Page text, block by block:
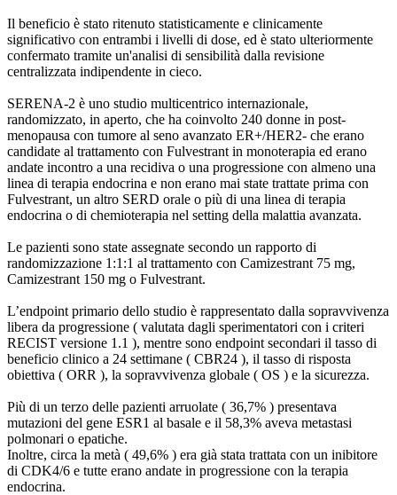
Il beneficio è stato ritenuto statisticamente e clinicamente
significativo con entrambi i livelli di dose, ed è stato ulteriormente
confermato tramite un'analisi di sensibilità dalla revisione
centralizzata indipendente in cieco.
SERENA-2 è uno studio multicentrico internazionale,
randomizzato, in aperto, che ha coinvolto 240 donne in post-
menopausa con tumore al seno avanzato ER+/HER2- che erano
candidate al trattamento con Fulvestrant in monoterapia ed erano
andate incontro a una recidiva o una progressione con almeno una
linea di terapia endocrina e non erano mai state trattate prima con
Fulvestrant, un altro SERD orale o più di una linea di terapia
endocrina o di chemioterapia nel setting della malattia avanzata.
Le pazienti sono state assegnate secondo un rapporto di
randomizzazione 1:1:1 al trattamento con Camizestrant 75 mg,
Camizestrant 150 mg o Fulvestrant.
L’endpoint primario dello studio è rappresentato dalla sopravvivenza
libera da progressione ( valutata dagli sperimentatori con i criteri
RECIST versione 1.1 ), mentre sono endpoint secondari il tasso di
beneficio clinico a 24 settimane ( CBR24 ), il tasso di risposta
obiettiva ( ORR ), la sopravvivenza globale ( OS ) e la sicurezza.
Più di un terzo delle pazienti arruolate ( 36,7% ) presentava
mutazioni del gene ESR1 al basale e il 58,3% aveva metastasi
polmonari o epatiche.
Inoltre, circa la metà ( 49,6% ) era già stata trattata con un inibitore
di CDK4/6 e tutte erano andate in progressione con la terapia
endocrina.